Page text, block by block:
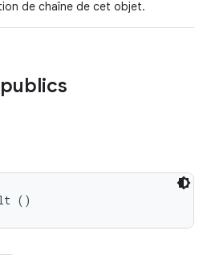
de chaîne de cet objet.
()